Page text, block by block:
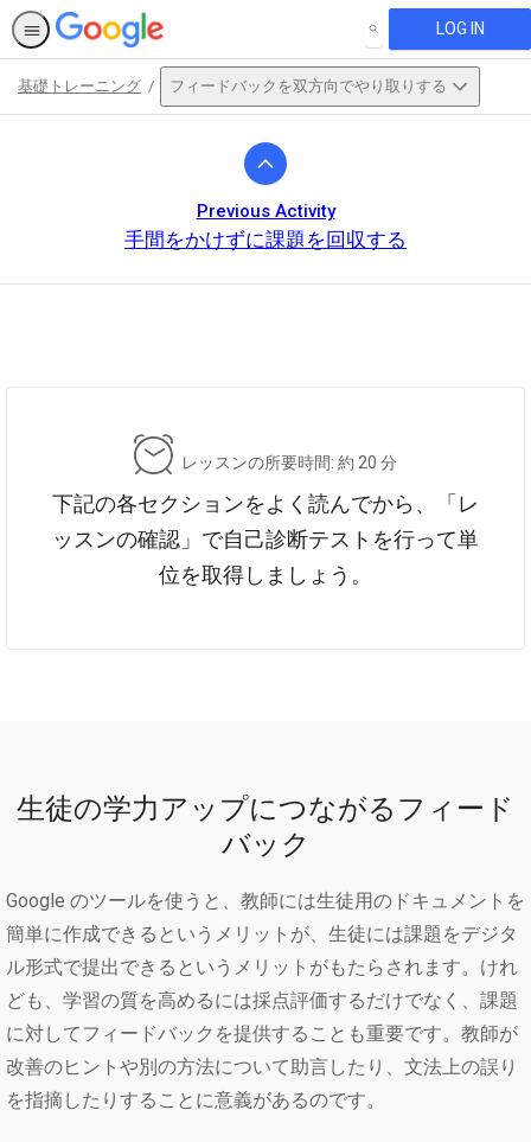
SEARCH LOG IN
基礎トレーニング フィードバックを双方向でやり取りする
Previous Activity
手間をかけずに課題を回収する
レッスンの所要時間: 約 20 分
下記の各セクションをよく読んでから、「レ
ッスンの確認」で自己診断テストを行って単
位を取得しましょう。
生徒の学力アップにつながるフィード
バック
Google のツールを使うと、教師には生徒用のドキュメントを
簡単に作成できるというメリットが、生徒には課題をデジタ
ル形式で提出できるというメリットがもたらされます。けれ
ども、学習の質を高めるには採点評価するだけでなく、課題
に対してフィードバックを提供することも重要です。教師が
改善のヒントや別の方法について助言したり、文法上の誤り
を指摘したりすることに意義があるのです。